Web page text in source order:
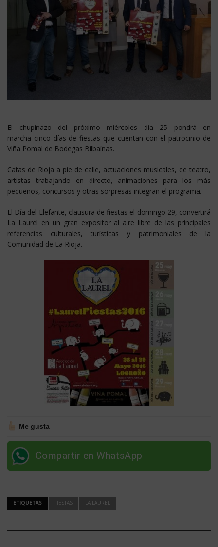
El chupinazo del próximo miércoles día 25 pondrá en
marcha cinco días de fiestas que cuentan con el patrocinio de
Viña Pomal de Bodegas Bilbaínas.
Catas de Rioja a pie de calle, actuaciones musicales, de teatro,
artistas trabajando en directo, animaciones para los más
pequeños, concursos y otras sorpresas integran el programa.
El Día del Elefante, clausura de fiestas el domingo 29, convertirá
La Laurel en un gran expositor al aire libre de las principales
referencias culturales, turísticas y patrimoniales de la
Comunidad de La Rioja.
Me gusta
Compartir en WhatsApp
ETIQUETAS FIESTAS LA LAUREL